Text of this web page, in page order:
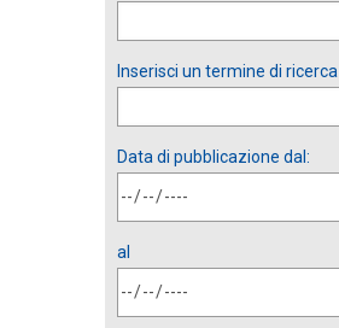
Inserisci un termine di ricerca
Data di pubblicazione dal:
al